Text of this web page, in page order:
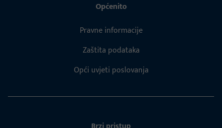
Općenito
Pravne informacije
Zaštita podataka
Opći uvjeti poslovanja